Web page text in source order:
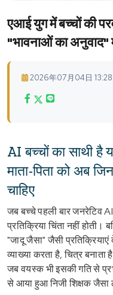
एआई युग में बच्चों की
"भावनाओं का अनुवाद"
2026年07月04日 13:28
AI बच्चों का साथी है
माता-पिता को अब
चाहिए
जब बच्चे पहली बार जनरेटिव
प्रतिक्रिया चिंता नहीं
"जादू जैसा" जैसी
व्याख्या करता है, चित्र
जब वयस्क भी इसकी गति से
से आया हुआ निजी शिक्षक जैसा